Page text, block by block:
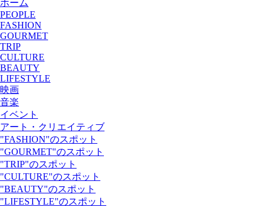
ホーム
PEOPLE
FASHION
GOURMET
TRIP
CULTURE
BEAUTY
LIFESTYLE
映画
音楽
イベント
アート・クリエイティブ
"FASHION"のスポット
"GOURMET"のスポット
"TRIP"のスポット
"CULTURE"のスポット
"BEAUTY"のスポット
"LIFESTYLE"のスポット